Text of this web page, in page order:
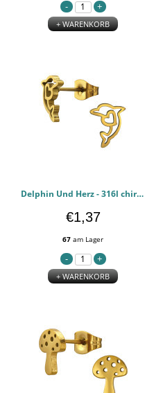
+ WARENKORB
Delphin Und Herz - 316l chirurgischen Edelstahl Ohrstecker PCJW50359
€1,37
67 am Lager
+ WARENKORB